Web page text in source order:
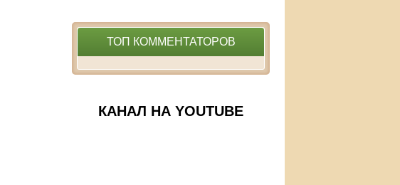
ТОП КОММЕНТАТОРОВ
КАНАЛ НА YOUTUBE